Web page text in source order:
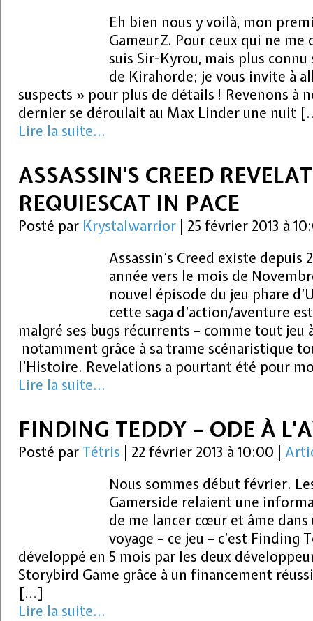
Eh bien nous y voilà, mon
GameurZ. Pour ceux qui ne me
suis Sir-Kyrou, mais plus
de Kirahorde; je vous invite à
suspects » pour plus de détails ! Revenons à
dernier se déroulait au Max Linder une nuit
Lire la suite...
ASSASSIN’S CREED
REQUIESCAT IN PACE
Posté par Krystalwarrior
25 février 2013 à
Assassin’s Creed existe depuis
année vers le mois de
nouvel épisode du jeu phare
cette saga d’action/aventure
malgré ses bugs récurrents – comme tout jeu
notamment grâce à sa trame scénaristique
l’Histoire. Revelations a pourtant été pour
Lire la suite...
FINDING TEDDY – ODE À
Posté par Tétris 22 février 2013 à 10:00
Nous sommes début février.
Gamerside relaient une
de me lancer cœur et âme
voyage – ce jeu – c’est Finding
développé en 5 mois par les deux
Storybird Game grâce à un financement
[…]
Lire la suite...